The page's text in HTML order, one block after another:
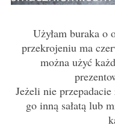
Użyłam buraka
przekrojeniu ma
można użyć
Jeżeli nie
go inną sałatą lub